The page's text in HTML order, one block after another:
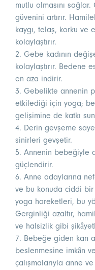
mutlu olmasını
güvenini artırır.
kaygı, telaş, korku ve
kolaylaştırır.
2. Gebe kadının
kolaylaştırır. Bedene
en aza indirir.
3. Gebelikte annenin
etkilediği için yoga;
gelişimine de katkı
4. Derin gevşeme
sinirleri gevşetir.
5. Annenin bebeğiyle
güçlendirir.
6. Anne adaylarına
ve bu konuda ciddi bir
yoga hareketleri, bu
Gerginliği azaltır,
ve halsizlik gibi
7. Bebeğe giden kan
beslenmesine imkân
çalışmalarıyla anne